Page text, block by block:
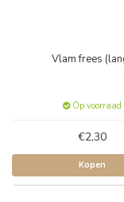
Vlam frees
Op voorraad
€2,30
Kopen